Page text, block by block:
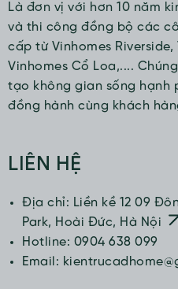
Là đơn vị với hơn 10 năm
và thi công đồng bộ các
cấp từ Vinhomes Riverside,
Vinhomes Cổ Loa,....
tạo không gian sống hạnh
đồng hành cùng khách
LIÊN HỆ
Địa chỉ: Liền kề 12 09
Park, Hoài Đức, Hà Nội
Hotline: 0904 638 099
Email: